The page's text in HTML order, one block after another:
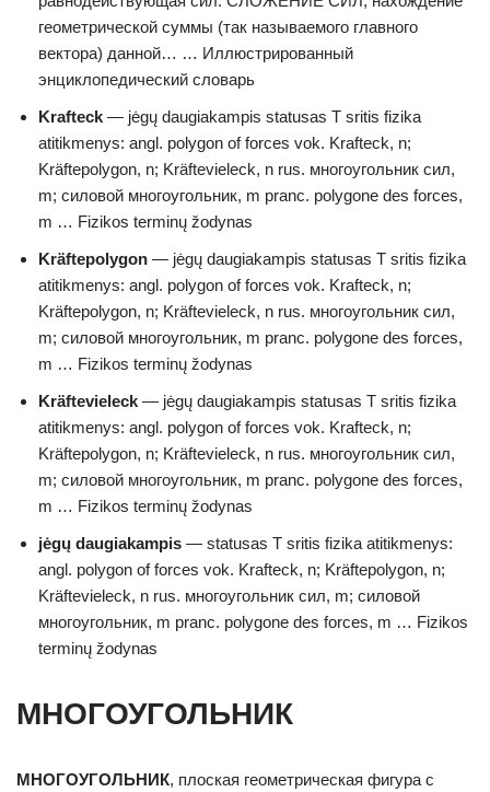
геометрической суммы (так называемого главного
вектора) данной… … Иллюстрированный
энциклопедический словарь
Krafteck — jėgų daugiakampis statusas T sritis fizika
atitikmenys: angl. polygon of forces vok. Krafteck, n;
Kräftepolygon, n; Kräftevieleck, n rus. многоугольник сил,
m; силовой многоугольник, m pranc. polygone des forces,
m … Fizikos terminų žodynas
Kräftepolygon — jėgų daugiakampis statusas T sritis fizika
atitikmenys: angl. polygon of forces vok. Krafteck, n;
Kräftepolygon, n; Kräftevieleck, n rus. многоугольник сил,
m; силовой многоугольник, m pranc. polygone des forces,
m … Fizikos terminų žodynas
Kräftevieleck — jėgų daugiakampis statusas T sritis fizika
atitikmenys: angl. polygon of forces vok. Krafteck, n;
Kräftepolygon, n; Kräftevieleck, n rus. многоугольник сил,
m; силовой многоугольник, m pranc. polygone des forces,
m … Fizikos terminų žodynas
jėgų daugiakampis — statusas T sritis fizika atitikmenys:
angl. polygon of forces vok. Krafteck, n; Kräftepolygon, n;
Kräftevieleck, n rus. многоугольник сил, m; силовой
многоугольник, m pranc. polygone des forces, m … Fizikos
terminų žodynas
МНОГОУГОЛЬНИК
МНОГОУГОЛЬНИК, плоская геометрическая фигура с